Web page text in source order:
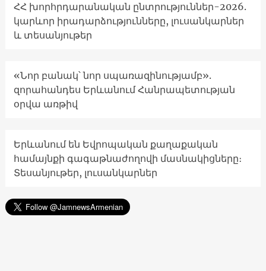
ՀՀ խորհրդարանական ընտրություններ-2026.
կարևոր իրադարձությունները, լուսանկարներ
և տեսանյութեր
«Նոր բանակ՝ նոր սպառազինությամբ».
զորահանդես Երևանում Հանրապետության
օրվա առթիվ
Երևանում են Եվրոպական քաղաքական
համայնքի գագաթնաժողովի մասնակիցները։
Տեսանյութեր, լուսանկարներ